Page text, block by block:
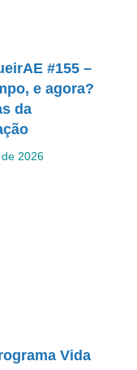
#155 –
e agora?
da
2026
Vida